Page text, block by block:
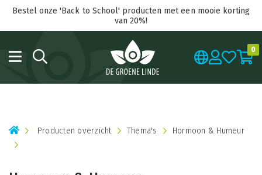
Bestel onze 'Back to School' producten met een mooie korting
van 20%!
0
Producten overzicht Thema's Hormoon & Humeur